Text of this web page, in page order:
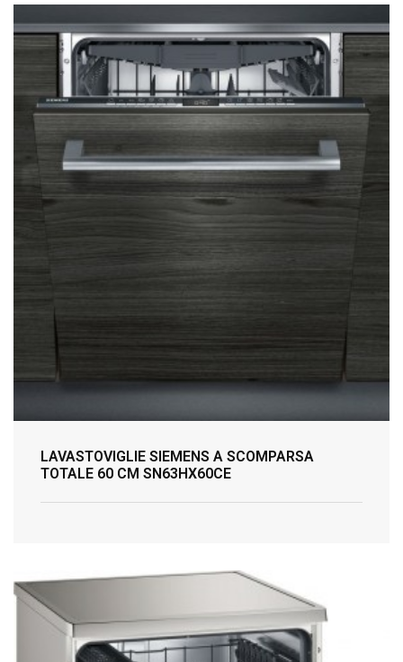
LAVASTOVIGLIE SIEMENS A SCOMPARSA
TOTALE 60 CM SN63HX60CE